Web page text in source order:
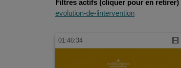
Filtres actifs (cliquer pour en retirer)
evolution-de-lintervention
01:46:34